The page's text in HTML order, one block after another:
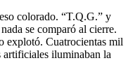
colorado. “T.Q.G.” y
se comparó al cierre.
explotó. Cuatrocientas mil
artificiales iluminaban la